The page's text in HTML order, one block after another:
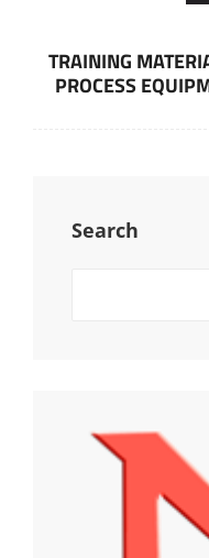
Post
TRAINING
PROCESS
Search